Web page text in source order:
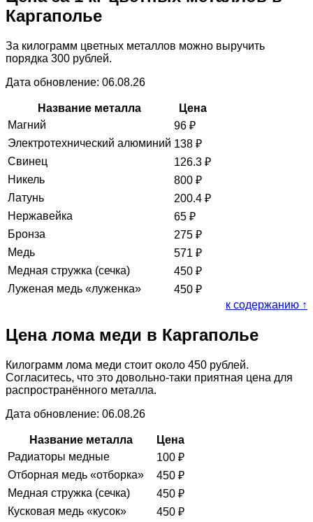
Каргаполье
За килограмм цветных металлов можно выручить
порядка 300 рублей.
Дата обновление: 06.08.26
Название металла
Цена
Магний
96 ₽
Электротехнический алюминий 138 ₽
Свинец
126.3 ₽
Никель
800 ₽
Латунь
200.4 ₽
Нержавейка
65 ₽
Бронза
275 ₽
Медь
571 ₽
Медная стружка (сечка)
450 ₽
Луженая медь «луженка»
450 ₽
к содержанию ↑
Цена лома меди в Каргаполье
Килограмм лома меди стоит около 450 рублей.
Согласитесь, что это довольно-таки приятная цена для
распространённого металла.
Дата обновление: 06.08.26
Название металла
Цена
Радиаторы медные
100 ₽
Отборная медь «отборка»
450 ₽
Медная стружка (сечка)
450 ₽
Кусковая медь «кусок»
450 ₽